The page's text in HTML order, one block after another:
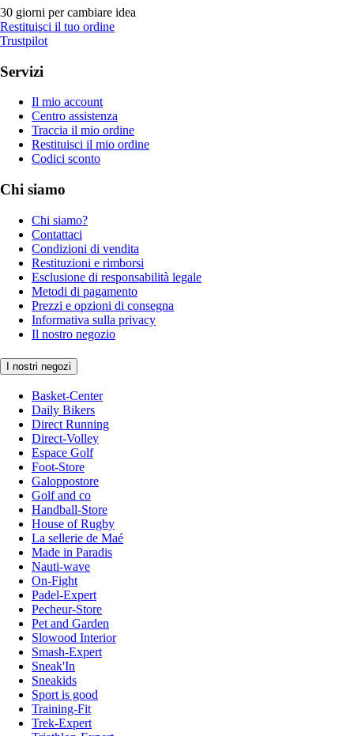
30 giorni per cambiare idea
Restituisci il tuo ordine
Trustpilot
Servizi
Il mio account
Centro assistenza
Traccia il mio ordine
Restituisci il mio ordine
Codici sconto
Chi siamo
Chi siamo?
Contattaci
Condizioni di vendita
Restituzioni e rimborsi
Esclusione di responsabilità legale
Metodi di pagamento
Prezzi e opzioni di consegna
Informativa sulla privacy
Il nostro negozio
I nostri negozi
Basket-Center
Daily Bikers
Direct Running
Direct-Volley
Espace Golf
Foot-Store
Galoppostore
Golf and co
Handball-Store
House of Rugby
La sellerie de Maé
Made in Paradis
Nauti-wave
On-Fight
Padel-Expert
Pecheur-Store
Pet and Garden
Slowood Interior
Smash-Expert
Sneak'In
Sneakids
Sport is good
Training-Fit
Trek-Expert